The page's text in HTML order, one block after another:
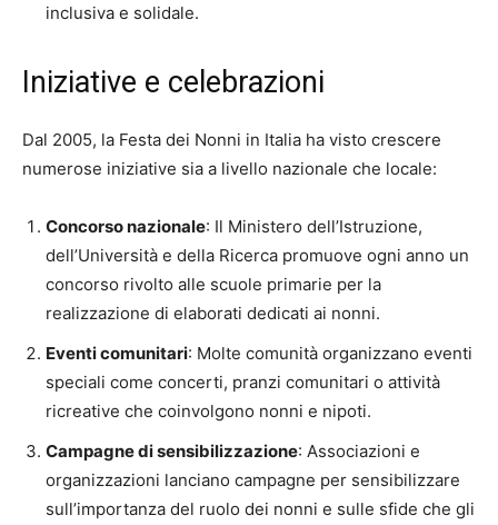
inclusiva e solidale.
Iniziative e celebrazioni
Dal 2005, la Festa dei Nonni in Italia ha visto crescere
numerose iniziative sia a livello nazionale che locale:
Concorso nazionale: Il Ministero dell’Istruzione,
dell’Università e della Ricerca promuove ogni anno un
concorso rivolto alle scuole primarie per la
realizzazione di elaborati dedicati ai nonni.
Eventi comunitari: Molte comunità organizzano eventi
speciali come concerti, pranzi comunitari o attività
ricreative che coinvolgono nonni e nipoti.
Campagne di sensibilizzazione: Associazioni e
organizzazioni lanciano campagne per sensibilizzare
sull’importanza del ruolo dei nonni e sulle sfide che gli